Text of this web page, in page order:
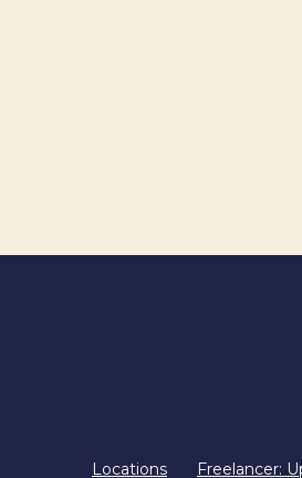
Locations Freelancer: